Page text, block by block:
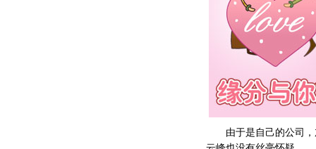
由于是自己的公司，